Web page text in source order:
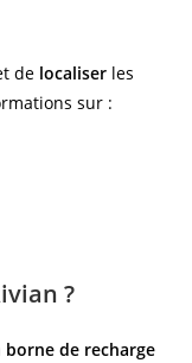
de localiser les
sur :
?
de recharge